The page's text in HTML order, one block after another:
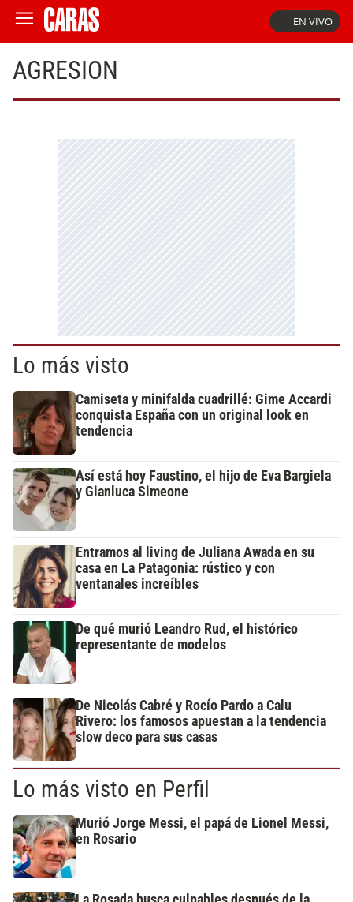
EN VIVO
AGRESION
Lo más visto
Camiseta y minifalda cuadrillé: Gime Accardi
conquista España con un original look en
tendencia
Así está hoy Faustino, el hijo de Eva Bargiela
y Gianluca Simeone
Entramos al living de Juliana Awada en su
casa en La Patagonia: rústico y con
ventanales increíbles
De qué murió Leandro Rud, el histórico
representante de modelos
De Nicolás Cabré y Rocío Pardo a Calu
Rivero: los famosos apuestan a la tendencia
slow deco para sus casas
Lo más visto en Perfil
Murió Jorge Messi, el papá de Lionel Messi,
en Rosario